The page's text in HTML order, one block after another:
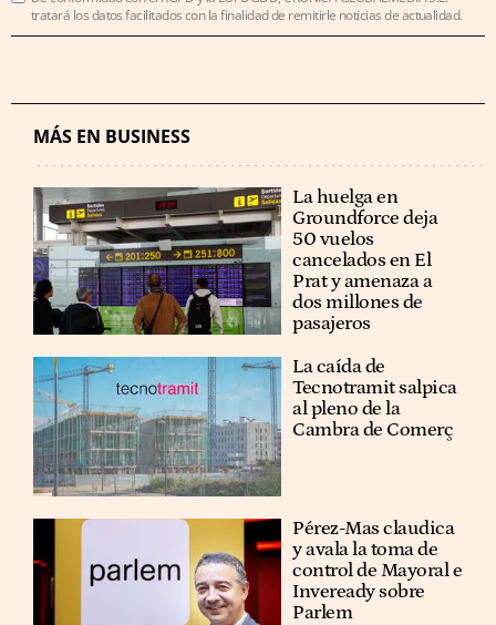
tratará los datos facilitados con la finalidad de remitirle noticias de actualidad.
MÁS EN BUSINESS
La huelga en
Groundforce deja
50 vuelos
cancelados en El
Prat y amenaza a
dos millones de
pasajeros
La caída de
Tecnotramit salpica
al pleno de la
Cambra de Comerç
Pérez-Mas claudica
y avala la toma de
control de Mayoral e
Inveready sobre
Parlem